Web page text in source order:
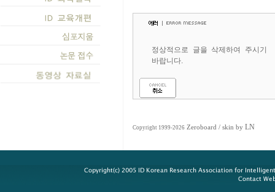
정상적으로 글을 삭제하여 주시기
바랍니다.
Copyright 1999-2026 Zeroboard / skin by LN